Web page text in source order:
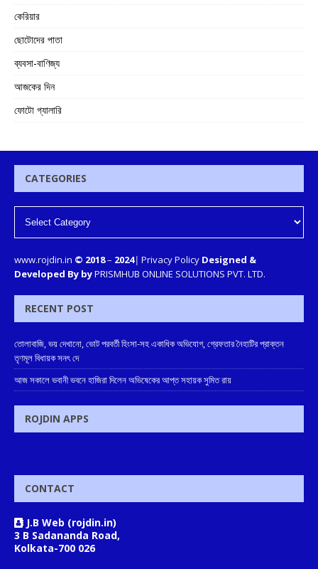
কেরিয়ার
ছোটোদের পাতা
ব্যবসা-বাণিজ্য
আজকের দিন
ফোটো গ্যালারি
CATEGORIES
www.rojdin.in © 2018– 2024| Privacy Policy Designed &
Developed By byPRISMHUB ONLINE SOLUTIONS PVT. LTD.
RECENT POST
তোলাবাজি, ভয় দেখানো, ভোট পরবর্তী হিংসা-সহ একাধিক অভিযোগ, গ্রেফতার নৈহাটির প্রাক্তন
তৃণমূল বিধায়ক সনৎ দে
আজ সকালে ভবানী ভবনে হাজিরা দিলেন অভিষেকের আপ্ত সহায়ক সুমিত রায়
ROJDIN APPS
CONTACT
J.B Web (rojdin.in)
3 B Sadananda Road,
Kolkata-700 026